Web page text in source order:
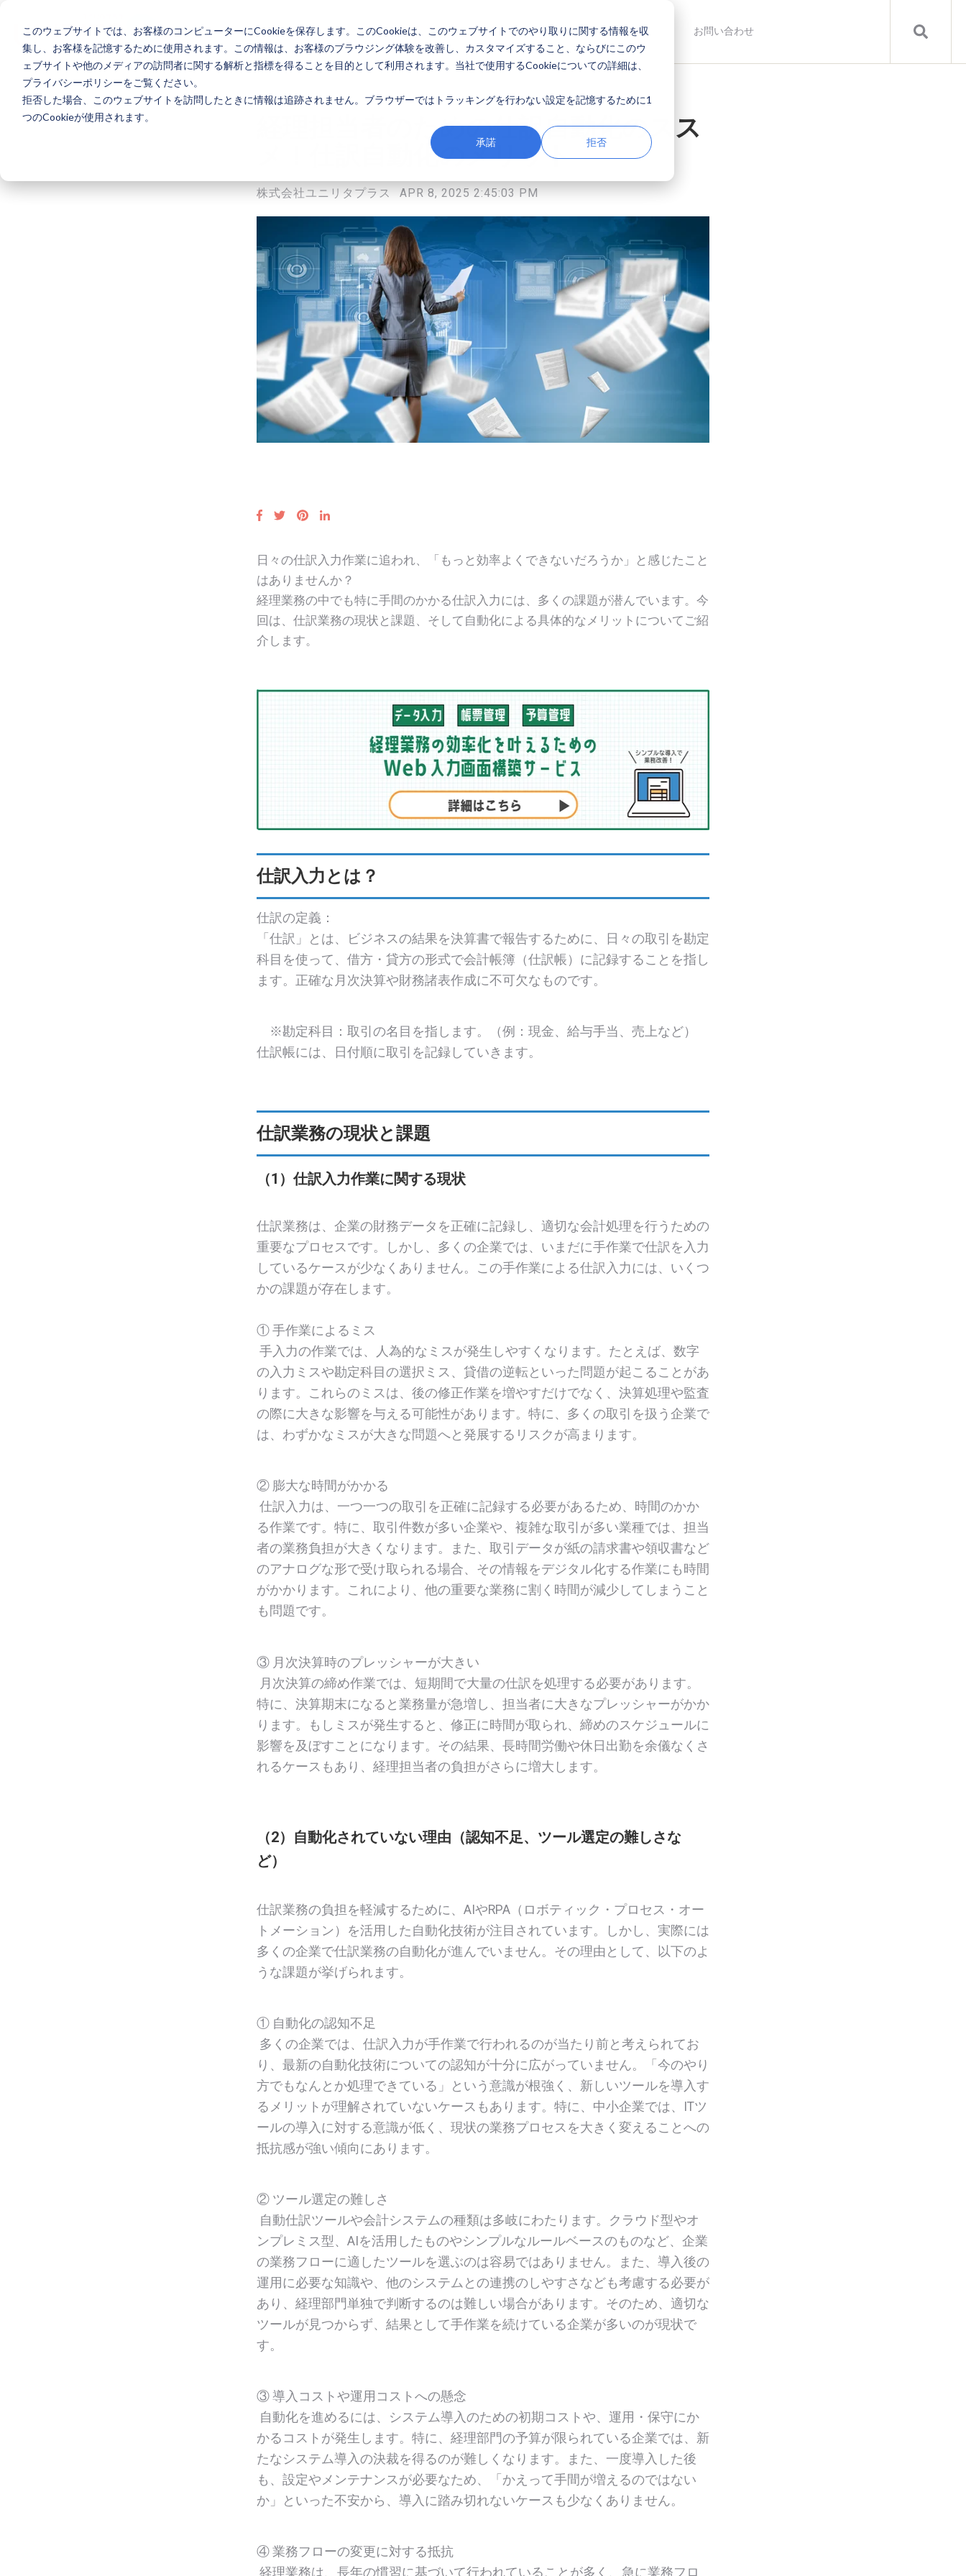
このウェブサイトでは、お客様のコンピューターにCookieを保存します。このCookieは、このウェブサイトでのやり取りに関する情報を収
集し、お客様を記憶するために使用されます。この情報は、お客様のブラウジング体験を改善し、カスタマイズすること、ならびにこのウ
ェブサイトや他のメディアの訪問者に関する解析と指標を得ることを目的として利用されます。当社で使用するCookieについての詳細は、
プライバシーポリシーをご覧ください。
拒否した場合、このウェブサイトを訪問したときに情報は追跡されません。ブラウザーではトラッキングを行わない設定を記憶するために1
つのCookieが使用されます。
承諾 拒否
ソリューション 導入事例 セミナー 採用情報 会社概要 ブログ お問い合わせ
経理担当者のための仕訳自動化のスス
メ！仕訳自動化のメリット
株式会社ユニリタプラス APR 8, 2025 2:45:03 PM
日々の仕訳入力作業に追われ、「もっと効率よくできないだろうか」と感じたこと
はありませんか？
経理業務の中でも特に手間のかかる仕訳入力には、多くの課題が潜んでいます。今
回は、仕訳業務の現状と課題、そして自動化による具体的なメリットについてご紹
介します。
仕訳入力とは？
仕訳の定義：
「仕訳」とは、ビジネスの結果を決算書で報告するために、日々の取引を勘定
科目を使って、借方・貸方の形式で会計帳簿（仕訳帳）に記録することを指し
ます。正確な月次決算や財務諸表作成に不可欠なものです。
※勘定科目：取引の名目を指します。（例：現金、給与手当、売上など）
仕訳帳には、日付順に取引を記録していきます。
仕訳業務の現状と課題
（1）仕訳入力作業に関する現状
仕訳業務は、企業の財務データを正確に記録し、適切な会計処理を行うための
重要なプロセスです。しかし、多くの企業では、いまだに手作業で仕訳を入力
しているケースが少なくありません。この手作業による仕訳入力には、いくつ
かの課題が存在します。
① 手作業によるミス
手入力の作業では、人為的なミスが発生しやすくなります。たとえば、数字
の入力ミスや勘定科目の選択ミス、貸借の逆転といった問題が起こることがあ
ります。これらのミスは、後の修正作業を増やすだけでなく、決算処理や監査
の際に大きな影響を与える可能性があります。特に、多くの取引を扱う企業で
は、わずかなミスが大きな問題へと発展するリスクが高まります。
② 膨大な時間がかかる
仕訳入力は、一つ一つの取引を正確に記録する必要があるため、時間のかか
る作業です。特に、取引件数が多い企業や、複雑な取引が多い業種では、担当
者の業務負担が大きくなります。また、取引データが紙の請求書や領収書など
のアナログな形で受け取られる場合、その情報をデジタル化する作業にも時間
がかかります。これにより、他の重要な業務に割く時間が減少してしまうこと
も問題です。
③ 月次決算時のプレッシャーが大きい
月次決算の締め作業では、短期間で大量の仕訳を処理する必要があります。
特に、決算期末になると業務量が急増し、担当者に大きなプレッシャーがかか
ります。もしミスが発生すると、修正に時間が取られ、締めのスケジュールに
影響を及ぼすことになります。その結果、長時間労働や休日出勤を余儀なくさ
れるケースもあり、経理担当者の負担がさらに増大します。
（2）自動化されていない理由（認知不足、ツール選定の難しさな
ど）
仕訳業務の負担を軽減するために、AIやRPA（ロボティック・プロセス・オー
トメーション）を活用した自動化技術が注目されています。しかし、実際には
多くの企業で仕訳業務の自動化が進んでいません。その理由として、以下のよ
うな課題が挙げられます。
① 自動化の認知不足
多くの企業では、仕訳入力が手作業で行われるのが当たり前と考えられてお
り、最新の自動化技術についての認知が十分に広がっていません。「今のやり
方でもなんとか処理できている」という意識が根強く、新しいツールを導入す
るメリットが理解されていないケースもあります。特に、中小企業では、ITツ
ールの導入に対する意識が低く、現状の業務プロセスを大きく変えることへの
抵抗感が強い傾向にあります。
② ツール選定の難しさ
自動仕訳ツールや会計システムの種類は多岐にわたります。クラウド型やオ
ンプレミス型、AIを活用したものやシンプルなルールベースのものなど、企業
の業務フローに適したツールを選ぶのは容易ではありません。また、導入後の
運用に必要な知識や、他のシステムとの連携のしやすさなども考慮する必要が
あり、経理部門単独で判断するのは難しい場合があります。そのため、適切な
ツールが見つからず、結果として手作業を続けている企業が多いのが現状で
す。
③ 導入コストや運用コストへの懸念
自動化を進めるには、システム導入のための初期コストや、運用・保守にか
かるコストが発生します。特に、経理部門の予算が限られている企業では、新
たなシステム導入の決裁を得るのが難しくなります。また、一度導入した後
も、設定やメンテナンスが必要なため、「かえって手間が増えるのではない
か」といった不安から、導入に踏み切れないケースも少なくありません。
④ 業務フローの変更に対する抵抗
経理業務は、長年の慣習に基づいて行われていることが多く、急に業務フロ